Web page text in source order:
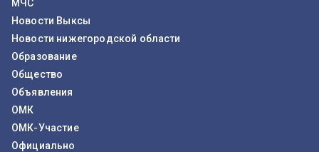
МЧС
Новости Выксы
Новости нижегородской области
Образование
Общество
Объявления
ОМК
ОМК-Участие
Официально